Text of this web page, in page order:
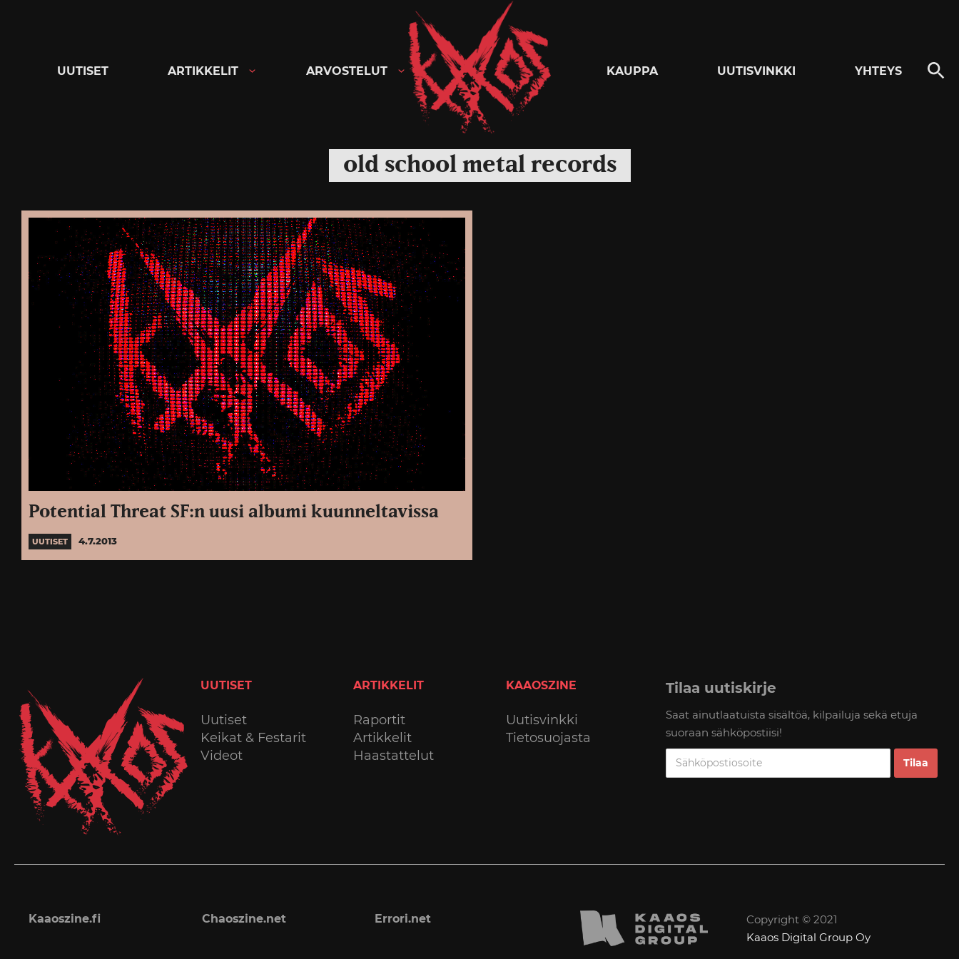
Kaaoszine
UUTISET ARTIKKELIT ARVOSTELUT KAUPPA UUTISVINKKI YHTEYS
old school metal records
Potential Threat SF:n uusi albumi kuunneltavissa
UUTISET 4.7.2013
UUTISET
Uutiset
Keikat & Festarit
Videot
ARTIKKELIT
Raportit
Artikkelit
Haastattelut
KAAOSZINE
Uutisvinkki
Tietosuojasta
Tilaa uutiskirje
Saat ainutlaatuista sisältöä, kilpailuja sekä etuja
suoraan sähköpostiisi!
Kaaoszine.fi Chaoszine.net Errori.net
Copyright © 2021
Kaaos Digital Group Oy